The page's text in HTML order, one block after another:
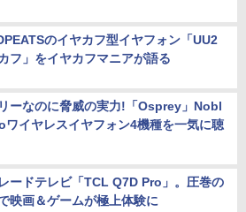
のイヤカフ型イヤフォン「UU2
フ」をイヤカフマニアが語る
ーなのに脅威の実力!「Osprey」Nobl
イヤレスイヤフォン4機種を一気に聴
ードテレビ「TCL Q7D Pro」。圧巻の
映画＆ゲームが極上体験に